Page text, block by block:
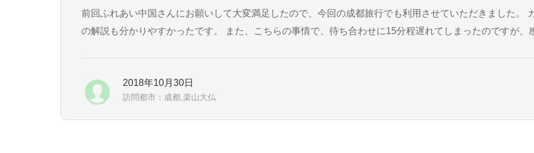
前回ふれあい中国さんにお願いして大変満足したので、今回の成都旅行でも利用させていただきました。 ガイドさんの日本語レベルは高く、観光地
の解説も分かりやすかったです。 また、こちらの事情で、待ち合わせに15分程遅れてしまったのですが、感じのいい対応をしていただけました。感
2018年10月30日
訪問都市：成都,楽山大仏